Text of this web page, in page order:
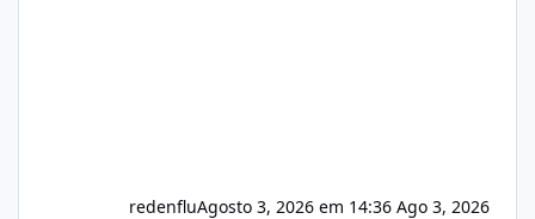
redenfluAgosto 3, 2026 em 14:36 Ago 3, 2026